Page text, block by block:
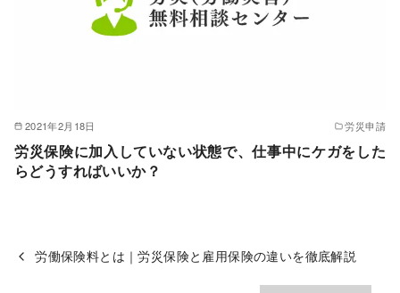
2021年2月18日 労災申請
労災保険に加入していない状態で、仕事中にケガをした
らどうすればいいか？
労働保険料とは｜労災保険と雇用保険の違いを徹底解説